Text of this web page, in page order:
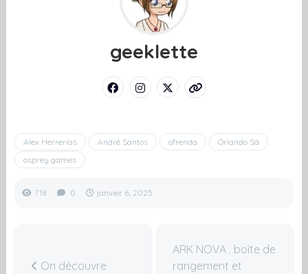
geeklette
Alex Herrerías André Santos ofrenda
Orlando Sá
osprey games
718 0 janvier 6, 2025
On découvre
ARK NOVA : boîte de
rangement et